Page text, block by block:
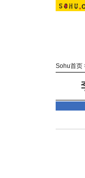
Sohu首页